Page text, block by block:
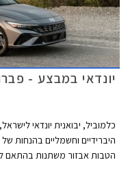
יונדאי במבצע - פברואר
כלמוביל, יבואנית יונדאי
הטבות אבזור משתנות בהתאם